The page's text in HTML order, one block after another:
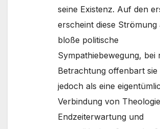
seine Existenz. Auf den
erscheint diese Strömung
bloße politische
Sympathiebewegung, bei
Betrachtung offenbart sie
jedoch als eine
Verbindung von
Endzeiterwartung und